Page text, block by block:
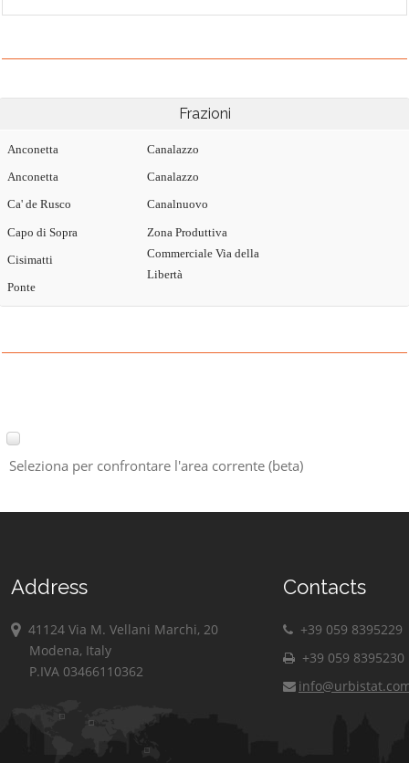
Frazioni
Anconetta
Anconetta
Ca' de Rusco
Canalazzo
Canalazzo
Canalnuovo
Capo di Sopra
Cisimatti
Ponte
Zona Produttiva
Commerciale Via della
Libertà
Seleziona per confrontare l'area corrente (beta)
Address
41124 Via M. Vellani Marchi, 20
Modena, Italy
P.IVA 03466110362
Contacts
+39 059 8395229
+39 059 8395230